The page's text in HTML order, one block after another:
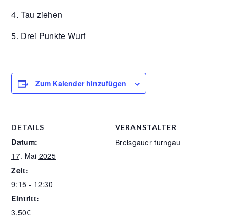
4. Tau ziehen
5. Drei Punkte Wurf
Zum Kalender hinzufügen
DETAILS
Datum:
17. Mai 2025
Zeit:
9:15 - 12:30
Eintritt:
3,50€
VERANSTALTER
Breisgauer turngau